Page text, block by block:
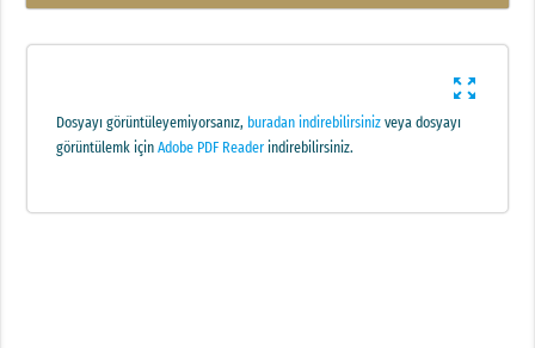
zoom_out_map
Dosyayı görüntüleyemiyorsanız, buradan indirebilirsiniz veya dosyayı
görüntülemk içinAdobe PDF Reader indirebilirsiniz.